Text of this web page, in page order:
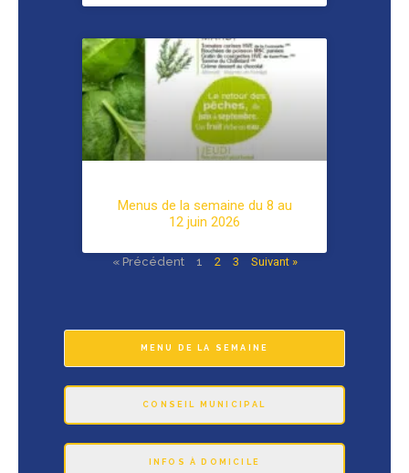
Menus de la semaine du 8 au
12 juin 2026
« Précédent 1 2 3 Suivant »
MENU DE LA SEMAINE
CONSEIL MUNICIPAL
INFOS À DOMICILE